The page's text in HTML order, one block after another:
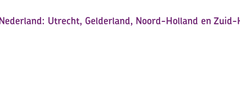
Utrecht, Gelderland, Noord-Holland en Zuid-